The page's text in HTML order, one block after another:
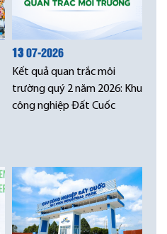
1307-2026
Kết quả quan trắc môi
trường quý 2 năm 2026: Khu
công nghiệp Đất Cuốc